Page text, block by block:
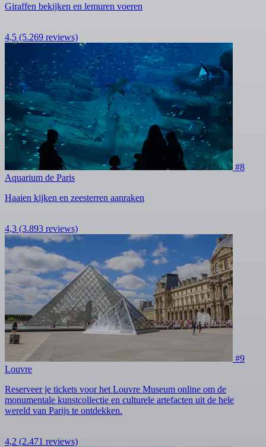
Giraffen bekijken en lemuren voeren
4,5 (5.269 reviews)
#8
Aquarium de Paris
Haaien kijken en zeesterren aanraken
4,3 (3.893 reviews)
#9
Louvre
Reserveer je tickets voor het Louvre Museum online om de
monumentale kunstcollectie en culturele artefacten uit de hele
wereld van Parijs te ontdekken.
4,2 (2.471 reviews)